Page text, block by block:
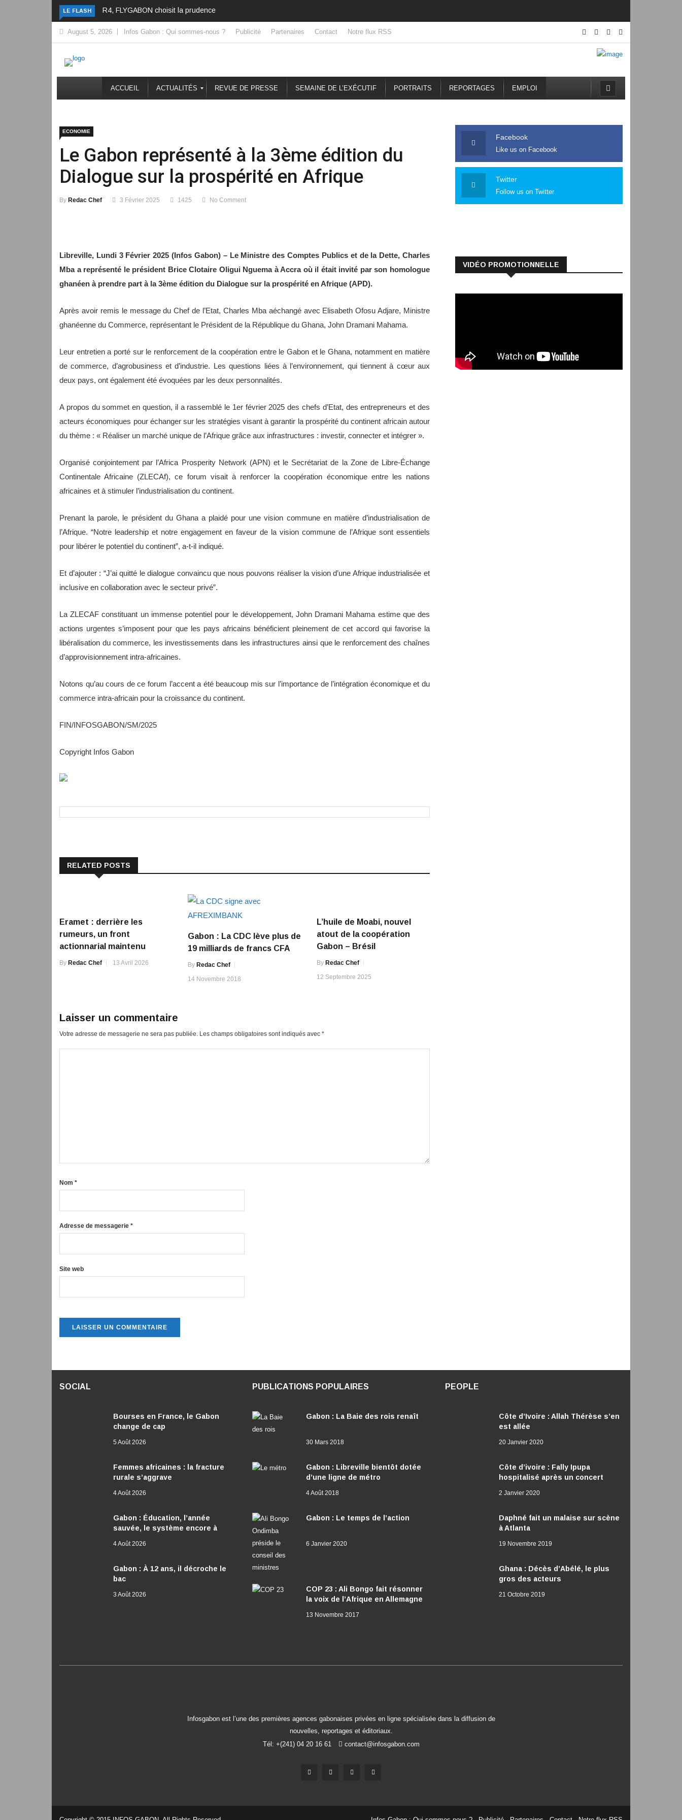
LE FLASH R4, FLYGABON choisit la prudence
August 5, 2026 Infos Gabon : Qui sommes-nous ? Publicité Partenaires Contact Notre flux RSS
ACCUEIL ACTUALITÉS REVUE DE PRESSE SEMAINE DE L’EXÉCUTIF PORTRAITS REPORTAGES EMPLOI
ECONOMIE
Le Gabon représenté à la 3ème édition du
Dialogue sur la prospérité en Afrique
By Redac Chef 3 Février 2025 1425 No Comment
Libreville, Lundi 3 Février 2025 (Infos Gabon) – Le Ministre des Comptes Publics et de la Dette, Charles
Mba a représenté le président Brice Clotaire Oligui Nguema à Accra où il était invité par son homologue
ghanéen à prendre part à la 3ème édition du Dialogue sur la prospérité en Afrique (APD).
Après avoir remis le message du Chef de l’Etat, Charles Mba aéchangé avec Elisabeth Ofosu Adjare, Ministre
ghanéenne du Commerce, représentant le Président de la République du Ghana, John Dramani Mahama.
Leur entretien a porté sur le renforcement de la coopération entre le Gabon et le Ghana, notamment en matière
de commerce, d’agrobusiness et d’industrie. Les questions liées à l’environnement, qui tiennent à cœur aux
deux pays, ont également été évoquées par les deux personnalités.
A propos du sommet en question, il a rassemblé le 1er février 2025 des chefs d’Etat, des entrepreneurs et des
acteurs économiques pour échanger sur les stratégies visant à garantir la prospérité du continent africain autour
du thème : « Réaliser un marché unique de l’Afrique grâce aux infrastructures : investir, connecter et intégrer ».
Organisé conjointement par l’Africa Prosperity Network (APN) et le Secrétariat de la Zone de Libre-Échange
Continentale Africaine (ZLECAf), ce forum visait à renforcer la coopération économique entre les nations
africaines et à stimuler l’industrialisation du continent.
Prenant la parole, le président du Ghana a plaidé pour une vision commune en matière d’industrialisation de
l’Afrique. “Notre leadership et notre engagement en faveur de la vision commune de l’Afrique sont essentiels
pour libérer le potentiel du continent”, a-t-il indiqué.
Et d’ajouter : “J’ai quitté le dialogue convaincu que nous pouvons réaliser la vision d’une Afrique industrialisée et
inclusive en collaboration avec le secteur privé”.
La ZLECAF constituant un immense potentiel pour le développement, John Dramani Mahama estime que des
actions urgentes s’imposent pour que les pays africains bénéficient pleinement de cet accord qui favorise la
libéralisation du commerce, les investissements dans les infrastructures ainsi que le renforcement des chaînes
d’approvisionnement intra-africaines.
Notons qu’au cours de ce forum l’accent a été beaucoup mis sur l’importance de l’intégration économique et du
commerce intra-africain pour la croissance du continent.
FIN/INFOSGABON/SM/2025
Copyright Infos Gabon
RELATED POSTS
Eramet : derrière les
rumeurs, un front
actionnarial maintenu
By Redac Chef 13 Avril 2026
Gabon : La CDC lève plus de
19 milliards de francs CFA
By Redac Chef
14 Novembre 2018
L’huile de Moabi, nouvel
atout de la coopération
Gabon – Brésil
By Redac Chef
12 Septembre 2025
Laisser un commentaire
Votre adresse de messagerie ne sera pas publiée. Les champs obligatoires sont indiqués avec *
Nom *
Adresse de messagerie *
Site web
Facebook
Like us on Facebook
Twitter
Follow us on Twitter
VIDÉO PROMOTIONNELLE
SOCIAL
Bourses en France, le Gabon
change de cap
5 Août 2026
Femmes africaines : la fracture
rurale s’aggrave
4 Août 2026
Gabon : Éducation, l’année
sauvée, le système encore à
4 Août 2026
Gabon : À 12 ans, il décroche le
bac
3 Août 2026
PUBLICATIONS POPULAIRES
Gabon : La Baie des rois renaît
30 Mars 2018
Gabon : Libreville bientôt dotée
d’une ligne de métro
4 Août 2018
Gabon : Le temps de l’action
6 Janvier 2020
COP 23 : Ali Bongo fait résonner
la voix de l’Afrique en Allemagne
13 Novembre 2017
PEOPLE
Côte d’Ivoire : Allah Thérèse s’en
est allée
20 Janvier 2020
Côte d’ivoire : Fally Ipupa
hospitalisé après un concert
2 Janvier 2020
Daphné fait un malaise sur scène
à Atlanta
19 Novembre 2019
Ghana : Décès d’Abélé, le plus
gros des acteurs
21 Octobre 2019
Infosgabon est l’une des premières agences gabonaises privées en ligne spécialisée dans la diffusion de
nouvelles, reportages et éditoriaux.
Tél: +(241) 04 20 16 61
contact@infosgabon.com